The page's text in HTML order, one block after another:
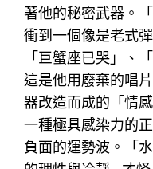
著他的秘密武器。
衝到一個像是老式
「巨蟹座已哭」、
這是他用廢棄的唱
器改造而成的「情
一種極具感染力的
負面的運勢波。「